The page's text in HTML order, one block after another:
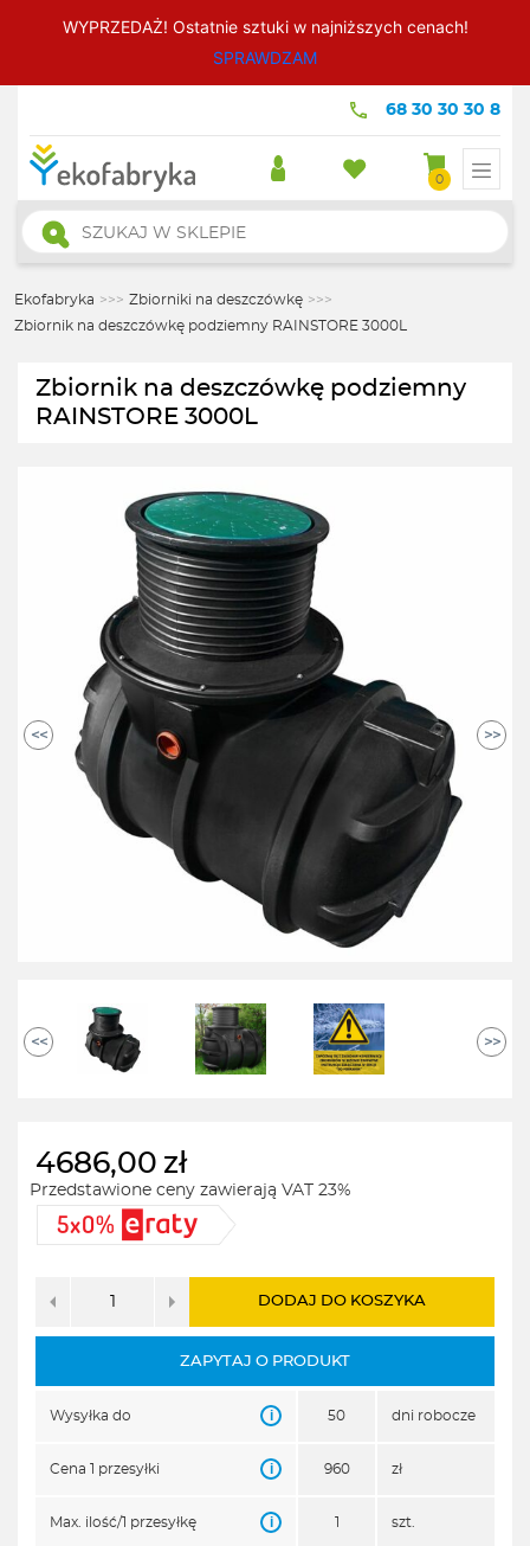
WYPRZEDAŻ! Ostatnie sztuki w najniższych cenach!
SPRAWDZAM
68 30 30 30 8
0
Wyszukiwarka
produktów
Ekofabryka >>> Zbiorniki na deszczówkę >>>
Zbiornik na deszczówkę podziemny RAINSTORE 3000L
Zbiornik na deszczówkę podziemny
RAINSTORE 3000L
<< >>
<< >>
4686,00 zł
Przedstawione ceny zawierają VAT 23%
DODAJ DO KOSZYKA
ZAPYTAJ O PRODUKT
Wysyłka do i 50 dni robocze
Cena 1 przesyłki i 960 zł
Max. ilość/1 przesyłkę i szt.